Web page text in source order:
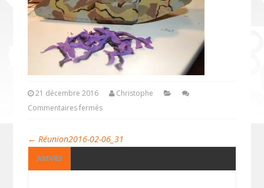
21 décembre 2016
Christophe
Commentaires fermés
← Réunion2016-02-06_31
AMV83